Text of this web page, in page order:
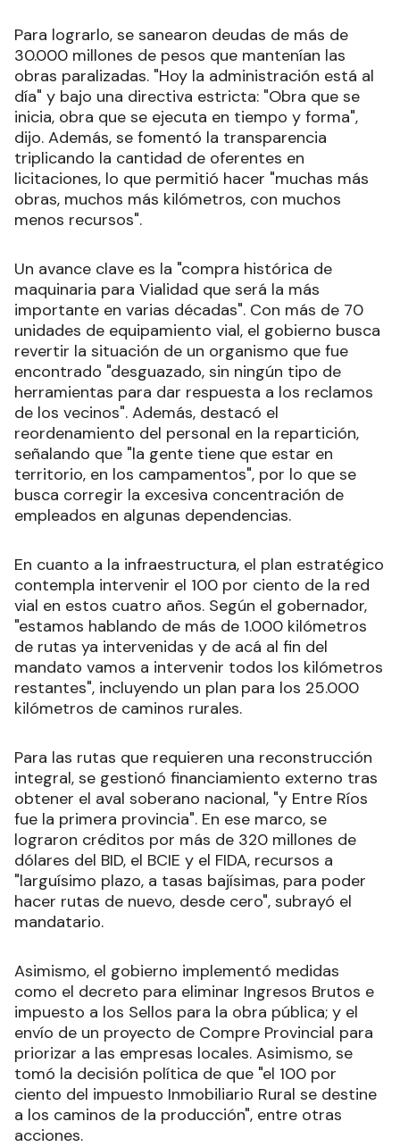
Para lograrlo, se sanearon deudas de más de
30.000 millones de pesos que mantenían las
obras paralizadas. "Hoy la administración está al
día" y bajo una directiva estricta: "Obra que se
inicia, obra que se ejecuta en tiempo y forma",
dijo. Además, se fomentó la transparencia
triplicando la cantidad de oferentes en
licitaciones, lo que permitió hacer "muchas más
obras, muchos más kilómetros, con muchos
menos recursos".
Un avance clave es la "compra histórica de
maquinaria para Vialidad que será la más
importante en varias décadas". Con más de 70
unidades de equipamiento vial, el gobierno busca
revertir la situación de un organismo que fue
encontrado "desguazado, sin ningún tipo de
herramientas para dar respuesta a los reclamos
de los vecinos". Además, destacó el
reordenamiento del personal en la repartición,
señalando que "la gente tiene que estar en
territorio, en los campamentos", por lo que se
busca corregir la excesiva concentración de
empleados en algunas dependencias.
En cuanto a la infraestructura, el plan estratégico
contempla intervenir el 100 por ciento de la red
vial en estos cuatro años. Según el gobernador,
"estamos hablando de más de 1.000 kilómetros
de rutas ya intervenidas y de acá al fin del
mandato vamos a intervenir todos los kilómetros
restantes", incluyendo un plan para los 25.000
kilómetros de caminos rurales.
Para las rutas que requieren una reconstrucción
integral, se gestionó financiamiento externo tras
obtener el aval soberano nacional, "y Entre Ríos
fue la primera provincia". En ese marco, se
lograron créditos por más de 320 millones de
dólares del BID, el BCIE y el FIDA, recursos a
"larguísimo plazo, a tasas bajísimas, para poder
hacer rutas de nuevo, desde cero", subrayó el
mandatario.
Asimismo, el gobierno implementó medidas
como el decreto para eliminar Ingresos Brutos e
impuesto a los Sellos para la obra pública; y el
envío de un proyecto de Compre Provincial para
priorizar a las empresas locales. Asimismo, se
tomó la decisión política de que "el 100 por
ciento del impuesto Inmobiliario Rural se destine
a los caminos de la producción", entre otras
acciones.